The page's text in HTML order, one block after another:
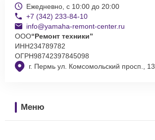
г. Пермь ул. Комсомольский просп., 13
Ежедневно, с 10:00 до 20:00
+7 (342) 233-84-10
info@yamaha-remont-center.ru
ООО“Ремонт техники”
ИНН234789782
ОГРН98742397845098
Меню